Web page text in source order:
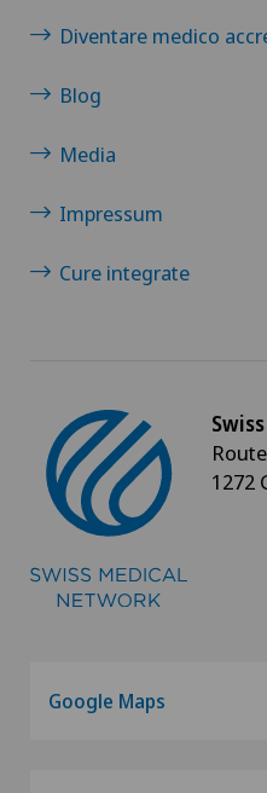
Diventare medico
Blog
Media
Impressum
Cure integrate
1272
Google Maps